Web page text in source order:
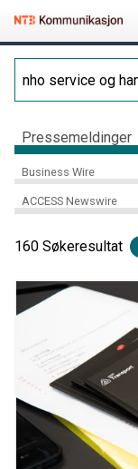
Pressemeldinger
Business Wire
ACCESS Newswire
160 Søkeresultat